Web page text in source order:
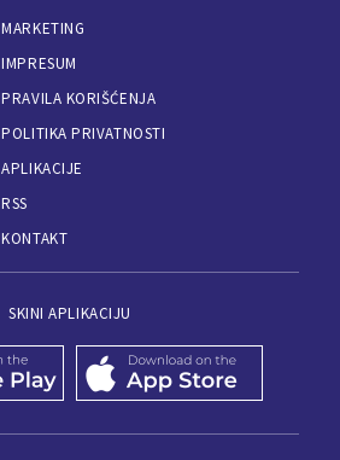
MARKETING
IMPRESUM
PRAVILA KORIŠĆENJA
POLITIKA PRIVATNOSTI
APLIKACIJE
RSS
KONTAKT
SKINI APLIKACIJU